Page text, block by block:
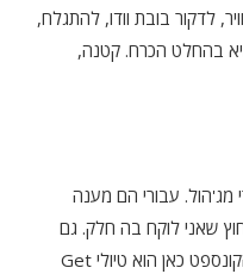
לדקור בובת וודו, להתגלח,
בהחלט הכרח. קטנה,
מג'הול. עבורי הם מענה
שאני לוקח בה חלק. גם
במסעות ארוכים אני ניזון מהם. מאחר והקונספט כאן הוא טיולי Get